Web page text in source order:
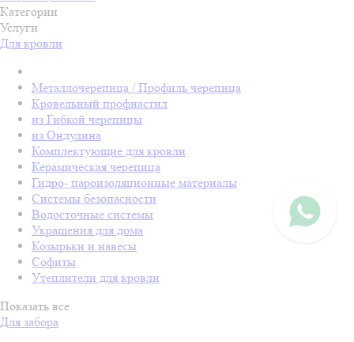
Категории
Услуги
Для кровли
Металлочерепица / Профиль черепица
Кровельный профнастил
из Гибкой черепицы
из Ондулина
Комплектующие для кровли
Керамическая черепица
Гидро- пароизоляционные материалы
Системы безопасности
Водосточные системы
Украшения для дома
Козырьки и навесы
Софиты
Утеплители для кровли
Показать все
Для забора